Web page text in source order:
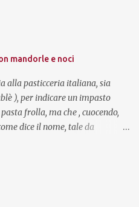
mandorle e noci
alla pasticceria italiana, sia
), per indicare un impasto
frolla, ma che , cuocendo,
dice il nome, tale da
nell'aspetto, che ricorda altri